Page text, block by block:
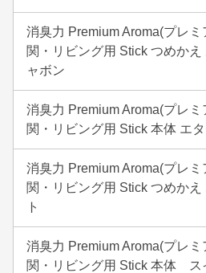
消臭力 Premium Aroma(プレ
関・リビング用 Stick つめかえ
ャボン
消臭力 Premium Aroma(プレ
関・リビング用 Stick 本体 エ
消臭力 Premium Aroma(プレ
関・リビング用 Stick つめかえ
ト
消臭力 Premium Aroma(プレ
関・リビング用 Stick 本体 ス